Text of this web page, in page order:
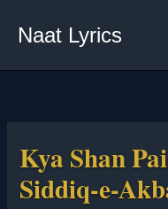
Naat Lyrics
Kya Shan
Siddiq-e-